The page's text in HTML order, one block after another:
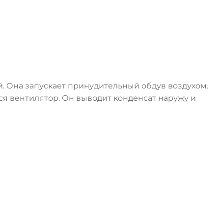
запускает принудительный обдув воздухом.
вентилятор. Он выводит конденсат наружу и